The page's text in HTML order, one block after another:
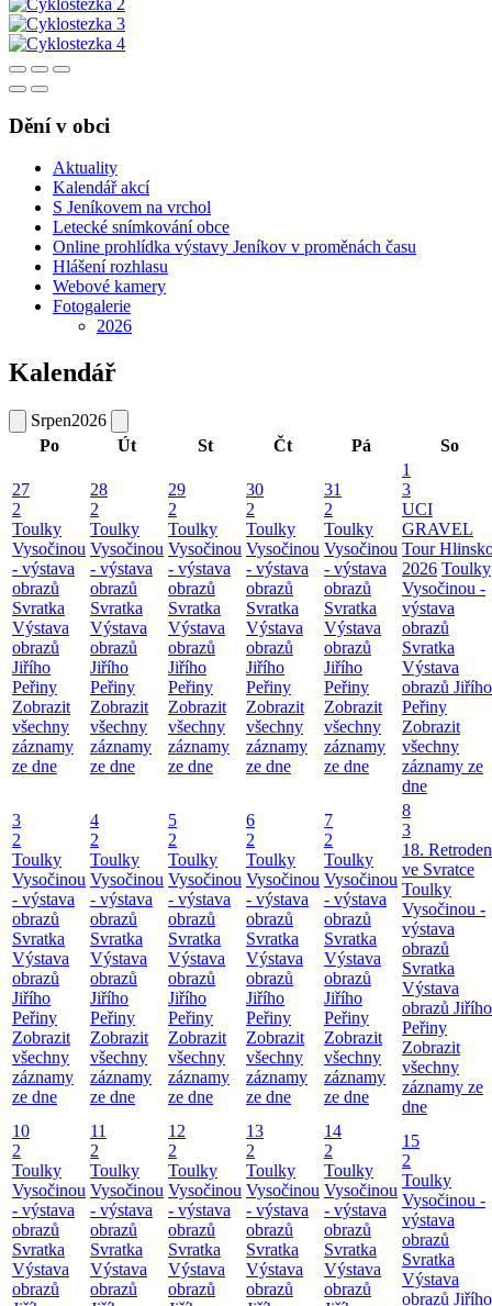
Dění v obci
Aktuality
Kalendář akcí
S Jeníkovem na vrchol
Letecké snímkování obce
Online prohlídka výstavy Jeníkov v proměnách času
Hlášení rozhlasu
Webové kamery
Fotogalerie
2026
Kalendář
Srpen2026
Po
Út St Čt Pá So
27
2
Toulky
Vysočinou
- výstava
obrazů
Svratka
Výstava
obrazů
Jiřího
Peřiny
Zobrazit
všechny
záznamy
ze dne
28
2
Toulky
Vysočinou
- výstava
obrazů
Svratka
Výstava
obrazů
Jiřího
Peřiny
Zobrazit
všechny
záznamy
ze dne
29
2
Toulky
Vysočinou
- výstava
obrazů
Svratka
Výstava
obrazů
Jiřího
Peřiny
Zobrazit
všechny
záznamy
ze dne
30
2
Toulky
Vysočinou
- výstava
obrazů
Svratka
Výstava
obrazů
Jiřího
Peřiny
Zobrazit
všechny
záznamy
ze dne
31
2
Toulky
Vysočinou
- výstava
obrazů
Svratka
Výstava
obrazů
Jiřího
Peřiny
Zobrazit
všechny
záznamy
ze dne
1
3
UCI
GRAVEL
Tour
2026 Toulky
Vysočinou -
výstava
obrazů
Svratka
Výstava
obrazů Jiřího
Peřiny
Zobrazit
všechny
záznamy ze
dne
3
2
Toulky
Vysočinou
- výstava
obrazů
Svratka
Výstava
obrazů
Jiřího
Peřiny
Zobrazit
všechny
záznamy
ze dne
4
2
Toulky
Vysočinou
- výstava
obrazů
Svratka
Výstava
obrazů
Jiřího
Peřiny
Zobrazit
všechny
záznamy
ze dne
5
2
Toulky
Vysočinou
- výstava
obrazů
Svratka
Výstava
obrazů
Jiřího
Peřiny
Zobrazit
všechny
záznamy
ze dne
6
2
Toulky
Vysočinou
- výstava
obrazů
Svratka
Výstava
obrazů
Jiřího
Peřiny
Zobrazit
všechny
záznamy
ze dne
7
2
Toulky
Vysočinou
- výstava
obrazů
Svratka
Výstava
obrazů
Jiřího
Peřiny
Zobrazit
všechny
záznamy
ze dne
8
3
18. Retroden
ve Svratce
Toulky
Vysočinou -
výstava
obrazů
Svratka
Výstava
obrazů Jiřího
Peřiny
Zobrazit
všechny
záznamy ze
dne
10
2
Toulky
Vysočinou
- výstava
obrazů
Svratka
Výstava
obrazů
11
2
Toulky
Vysočinou
- výstava
obrazů
Svratka
Výstava
obrazů
12
2
Toulky
Vysočinou
- výstava
obrazů
Svratka
Výstava
obrazů
13
2
Toulky
Vysočinou
- výstava
obrazů
Svratka
Výstava
obrazů
14
2
Toulky
Vysočinou
- výstava
obrazů
Svratka
Výstava
obrazů
15
2
Toulky
Vysočinou -
výstava
obrazů
Svratka
Výstava
obrazů Jiřího